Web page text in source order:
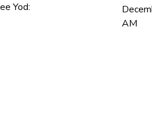
Yod:
AM